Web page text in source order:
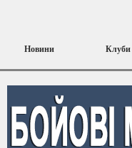
Новини Клуби